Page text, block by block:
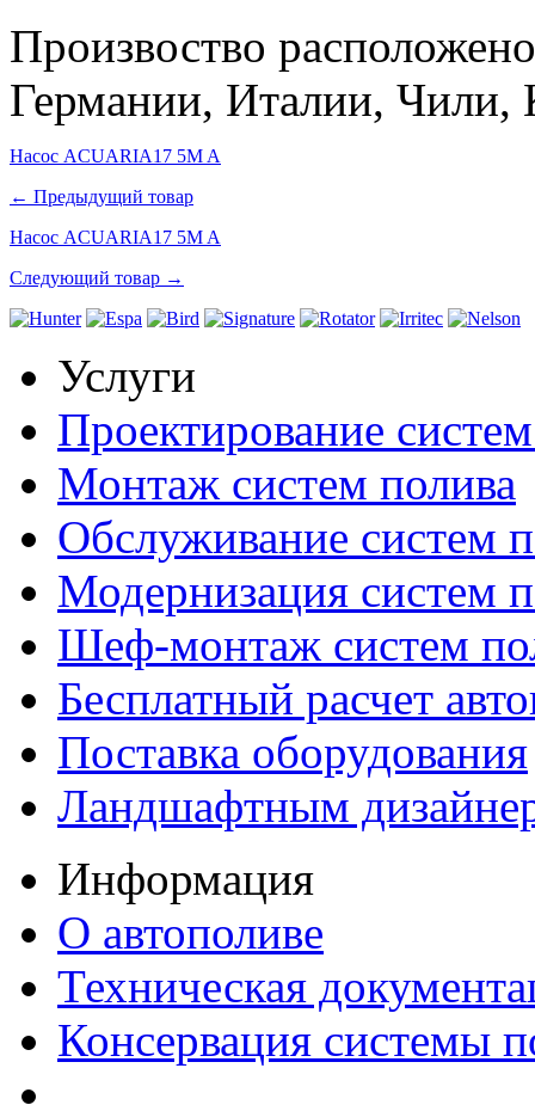
Произвоство
Германии, Италии, Чили,
Насос ACUARIA17 5M A
← Предыдущий товар
Насос ACUARIA17 5M A
Следующий товар →
Услуги
Проектирование
Монтаж систем полива
Обслуживание систем
Модернизация систем
Шеф-монтаж систем
Бесплатный расчет
Поставка оборудования
Ландшафтным
Информация
О автополиве
Техническая
Консервация системы